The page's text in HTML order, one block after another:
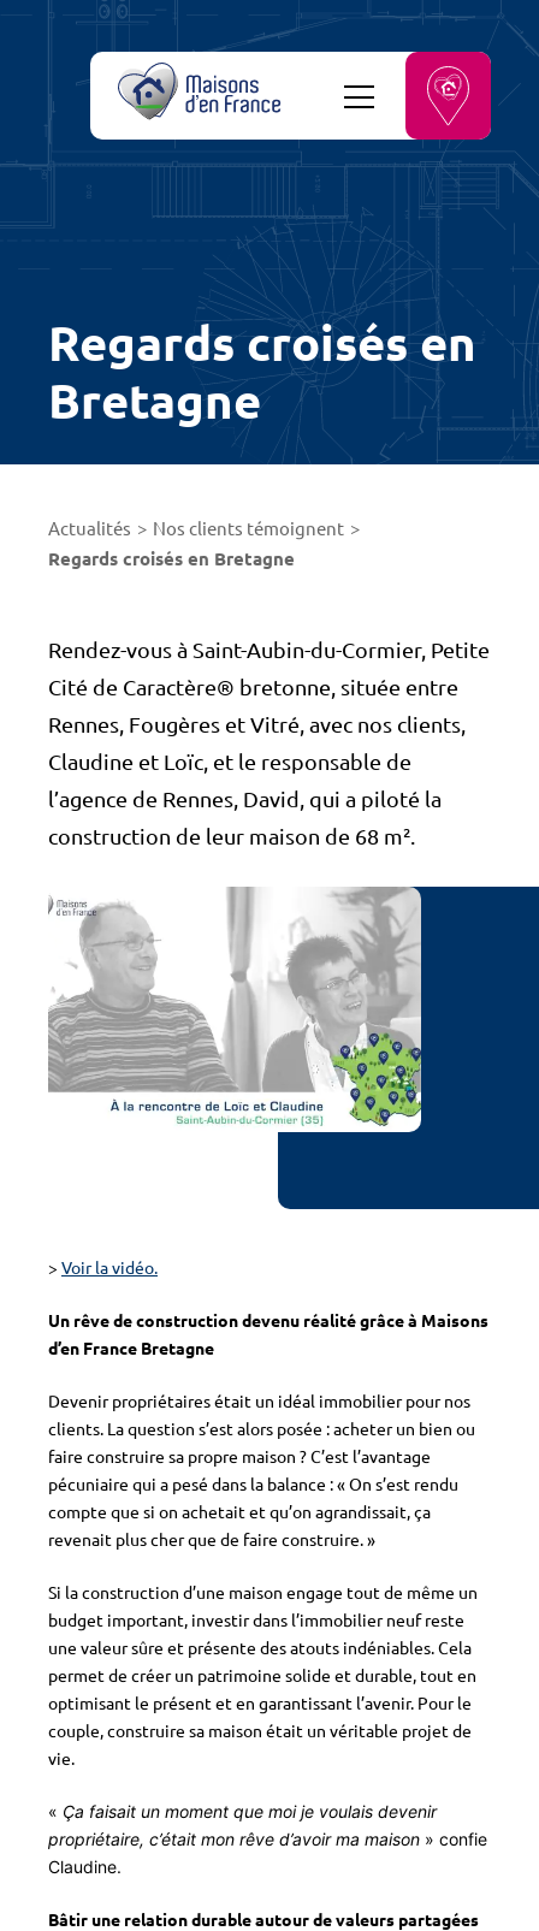
Regards croisés en
Bretagne
Actualités Nos clients témoignent
Regards croisés en Bretagne
Rendez-vous à Saint-Aubin-du-Cormier, Petite
Cité de Caractère® bretonne, située entre
Rennes, Fougères et Vitré, avec nos clients,
Claudine et Loïc, et le responsable de
l’agence de Rennes, David, qui a piloté la
construction de leur maison de 68 m².
> Voir la vidéo.
Un rêve de construction devenu réalité grâce à Maisons
d’en France Bretagne
Devenir propriétaires était un idéal immobilier pour nos
clients. La question s’est alors posée : acheter un bien ou
faire construire sa propre maison ? C’est l’avantage
pécuniaire qui a pesé dans la balance : « On s’est rendu
compte que si on achetait et qu’on agrandissait, ça
revenait plus cher que de faire construire. »
Si la construction d’une maison engage tout de même un
budget important, investir dans l’immobilier neuf reste
une valeur sûre et présente des atouts indéniables. Cela
permet de créer un patrimoine solide et durable, tout en
optimisant le présent et en garantissant l’avenir. Pour le
couple, construire sa maison était un véritable projet de
vie.
« Ça faisait un moment que moi je voulais devenir
propriétaire, c’était mon rêve d’avoir ma maison » confie
Claudine.
Bâtir une relation durable autour de valeurs partagées